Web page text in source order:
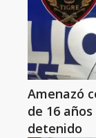
Amenazó
de 16
detenido